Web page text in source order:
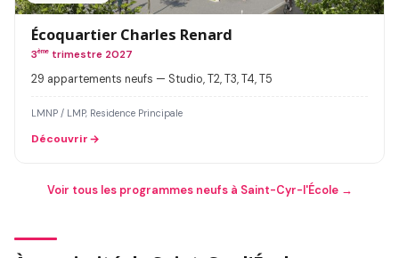
Écoquartier Charles Renard
3ème trimestre 2027
29 appartements neufs — Studio, T2, T3, T4, T5
LMNP / LMP, Residence Principale
Découvrir
Voir tous les programmes neufs à Saint-Cyr-l'École →